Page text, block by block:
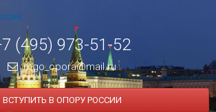
(495) 973-51-52
mgo_opora@mail.ru
ВСТУПИТЬ В ОПОРУ РОССИИ